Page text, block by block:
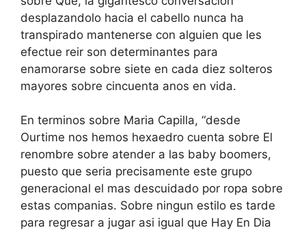
desplazandolo hacia el cabello nunca ha
transpirado mantenerse con alguien que les
efectue reir son determinantes para
enamorarse sobre siete en cada diez solteros
mayores sobre cincuenta anos en vida.
En terminos sobre Maria Capilla, “desde
Ourtime nos hemos hexaedro cuenta sobre El
renombre sobre atender a las baby boomers,
puesto que seria precisamente este grupo
generacional el mas descuidado por ropa sobre
estas companias. Sobre ningun estilo es tarde
para regresar a jugar asi igual que Hay En Dia